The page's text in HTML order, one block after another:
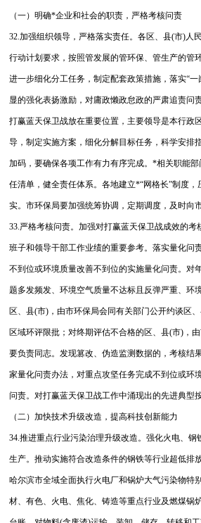
（一）明确*企业和社会的职责，严格考核问责
32.加强组织领导，严格落实责任。各区、县(市)人
行动计划要求，按照管发展的管环保、管生产的管
进一步细化分工任务，制定配套政策措施，落实“一
显的强化表扬激励，对庸政懒政怠政的严肃追责问
打赢蓝天保卫战放在重要位置，主要领导是本行政
导，制定实施方案，细化分解目标任务，科学安排
加码，要确保各项工作有力有序完成。*相关职能
任清单，健全责任体系。各地建立*“网格长”制度
实。市环保局要加强统筹协调，定期调度，及时向
33.严格考核问责。加强对打赢蓝天保卫战成效的
班子和领导干部工作业绩的重要参考。落实量化问
不到位或环境质量改善不到位的实施量化问责。对
题多发频发、环境空气质量不达标且反弹严重、环
区、县(市)，由市环保局会同有关部门公开约谈区
区域环评限批；对终期评估不合格的区、县(市)，
要负责同志。发现篡改、伪造监测数据的，考核结
家量化问责办法，对重点攻坚任务完成不到位或环
问责。对打赢蓝天保卫战工作中涌现出的先进典型
（二）加快技术升级改造，提高科技创新能力
34.推进重点行业污染治理升级改造。强化火电、
生产。推动实施符合改造条件的钢铁等行业超低排
哈尔滨市全域全面执行火电厂和锅炉大气污染物特
材、有色、火电、焦化、铸造等重点行业及燃煤锅